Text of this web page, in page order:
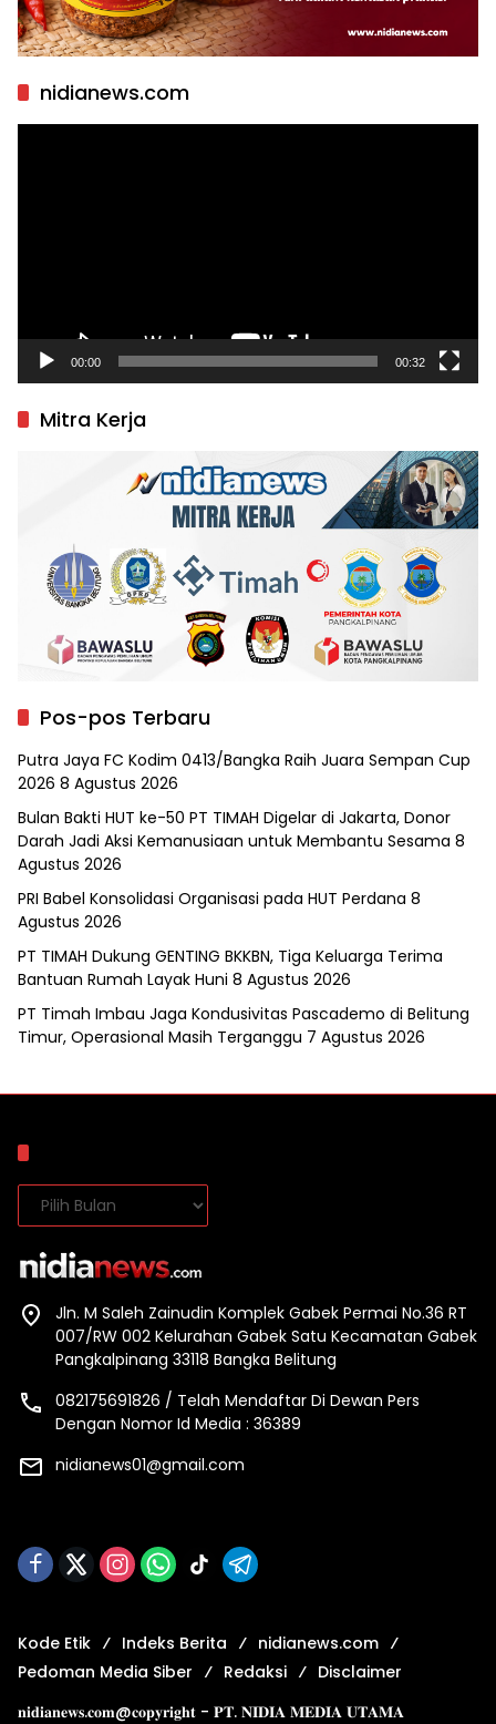
nidianews.com
00:00 00:32
Mitra Kerja
Pos-pos Terbaru
Putra Jaya FC Kodim 0413/Bangka Raih Juara Sempan Cup
2026 8 Agustus 2026
Bulan Bakti HUT ke-50 PT TIMAH Digelar di Jakarta, Donor
Darah Jadi Aksi Kemanusiaan untuk Membantu Sesama 8
Agustus 2026
PRI Babel Konsolidasi Organisasi pada HUT Perdana 8
Agustus 2026
PT TIMAH Dukung GENTING BKKBN, Tiga Keluarga Terima
Bantuan Rumah Layak Huni 8 Agustus 2026
PT Timah Imbau Jaga Kondusivitas Pascademo di Belitung
Timur, Operasional Masih Terganggu 7 Agustus 2026
Arsip
Jln. M Saleh Zainudin Komplek Gabek Permai No.36 RT
007/RW 002 Kelurahan Gabek Satu Kecamatan Gabek
Pangkalpinang 33118 Bangka Belitung
082175691826 / Telah Mendaftar Di Dewan Pers
Dengan Nomor Id Media : 36389
nidianews01@gmail.com
Kode Etik Indeks Berita
nidianews.com
Pedoman Media Siber
Redaksi
Disclaimer
𝐧𝐢𝐝𝐢𝐚𝐧𝐞𝐰𝐬.𝐜𝐨𝐦@𝐜𝐨𝐩𝐲𝐫𝐢𝐠𝐡𝐭 - 𝐏𝐓. 𝐍𝐈𝐃𝐈𝐀 𝐌𝐄𝐃𝐈𝐀 𝐔𝐓𝐀𝐌𝐀